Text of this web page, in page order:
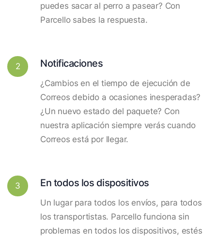
puedes sacar al perro a pasear? Con
Parcello sabes la respuesta.
2 Notificaciones
¿Cambios en el tiempo de ejecución de
Correos debido a ocasiones inesperadas?
¿Un nuevo estado del paquete? Con
nuestra aplicación siempre verás cuando
Correos está por llegar.
3 En todos los dispositivos
Un lugar para todos los envíos, para todos
los transportistas. Parcello funciona sin
problemas en todos los dispositivos, estés